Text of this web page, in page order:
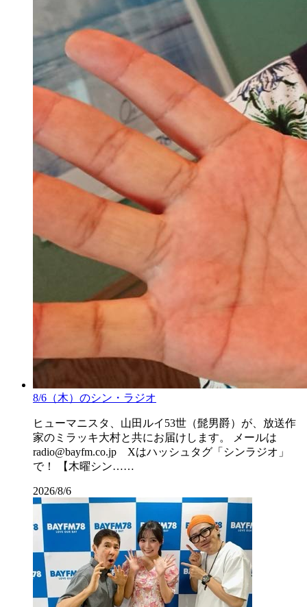
8/6（木）のシン・ラジオ
ヒューマニスタ、山田ルイ53世（髭男爵）が、放送作
家のミラッキ大村と共にお届けします。 メールは
radio@bayfm.co.jp Xはハッシュタグ「シンラジオ」
で！ 【木曜シン……
2026/8/6